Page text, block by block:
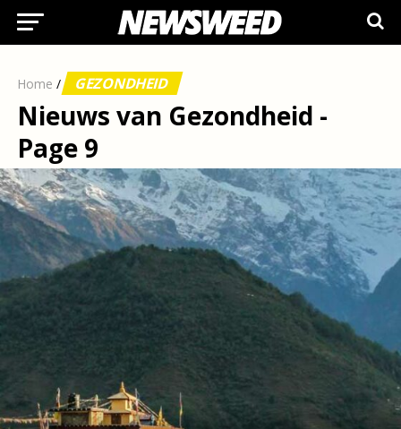
Home / GEZONDHEID
Nieuws van Gezondheid -
Page 9